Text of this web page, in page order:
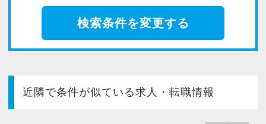
検索条件を変更する
近隣で条件が似ている求人・転職情報